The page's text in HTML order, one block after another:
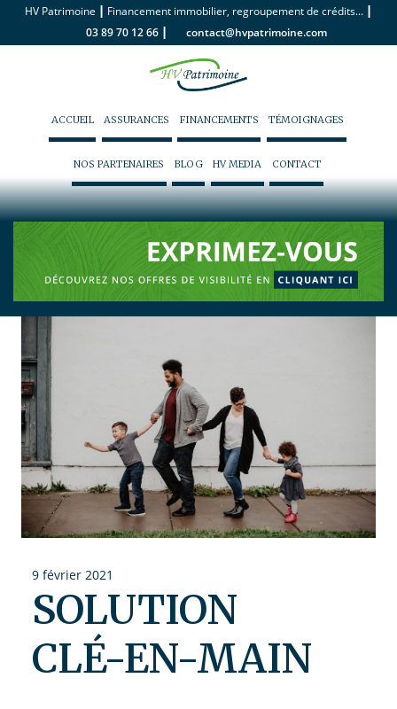
HV Patrimoine | Financement immobilier, regroupement de crédits... |
03 89 70 12 66 | contact@hvpatrimoine.com
ACCUEIL ASSURANCES FINANCEMENTS TÉMOIGNAGES
NOS PARTENAIRES BLOG HV MEDIA CONTACT
9 février 2021
SOLUTION
CLÉ-EN-MAIN